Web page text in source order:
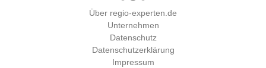
Über regio-experten.de
Unternehmen
Datenschutz
Datenschutzerklärung
Impressum